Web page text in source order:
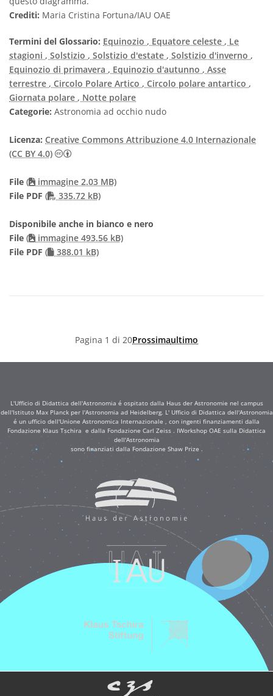
Crediti: Maria Cristina Fortuna/IAU OAE
Termini del Glossario: Equinozio , Equatore celeste , Le
stagioni , Solstizio , Solstizio d'estate , Solstizio d'inverno ,
Equinozio di primavera , Equinozio d'autunno , Asse
terrestre , Circolo Polare Artico , Circolo polare antartico ,
Giornata polare , Notte polare
Categorie: Astronomia ad occhio nudo
Licenza: Creative Commons Attribuzione 4.0 Internazionale
(CC BY 4.0)
Creative Commons Attribuzione 4.0
File (
immagine 2.03 MB)
File PDF ( PDF file
335.72 kB)
Disponibile anche in bianco e nero
File (
immagine 493.56 kB)
File PDF ( 388.01 kB)
Pagina 1 di 20Prossimaultimo
L'Ufficio di Didattica dell'Astronomia é ospitato dalla Haus der Astronomie nel campus
dell'Istituto Max Planck per l'Astronomia ad Heidelberg. L' Ufficio di Didattica dell'Astronomia
é un ufficio dell'Unione Astronomica Internazionale , con ingenti finanziamenti dalla
Fondazione Klaus Tschira e dalla Fondazione Carl Zeiss . IWorkshop OAE sulla Didattica
dell'Astronomia
sono finanziati dalla Fondazione Shaw Prize .